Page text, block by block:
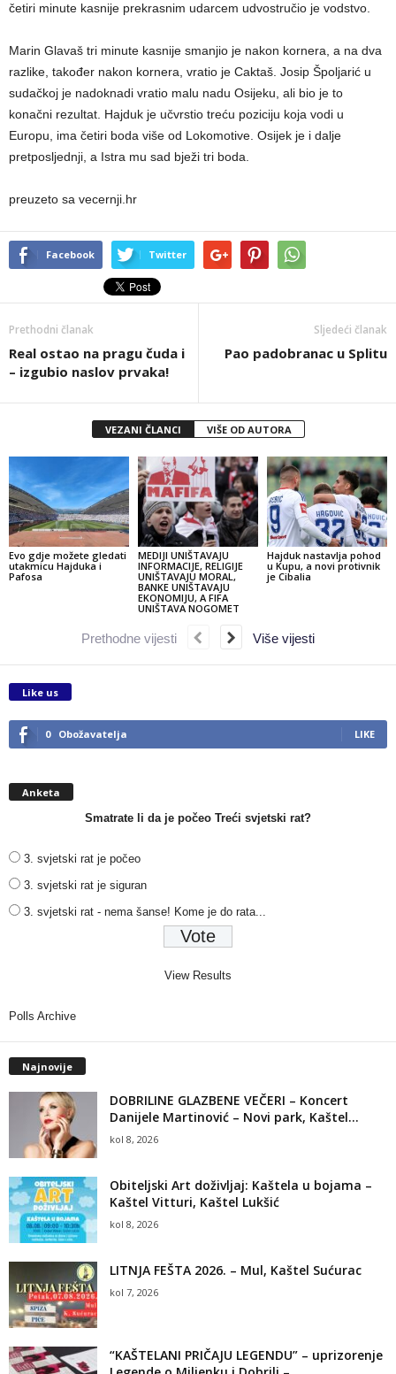
četiri minute kasnije prekrasnim udarcem udvostručio je vodstvo.
Marin Glavaš tri minute kasnije smanjio je nakon kornera, a na dva
razlike, također nakon kornera, vratio je Caktaš. Josip Špoljarić u
sudačkoj je nadoknadi vratio malu nadu Osijeku, ali bio je to
konačni rezultat. Hajduk je učvrstio treću poziciju koja vodi u
Europu, ima četiri boda više od Lokomotive. Osijek je i dalje
pretposljednji, a Istra mu sad bježi tri boda.
preuzeto sa vecernji.hr
Facebook Twitter
Prethodni članak
Real ostao na pragu čuda i
– izgubio naslov prvaka!
Sljedeći članak
Pao padobranac u Splitu
VEZANI ČLANCI VIŠE OD AUTORA
Evo gdje možete gledati
utakmicu Hajduka i
Pafosa
MEDIJI UNIŠTAVAJU
INFORMACIJE, RELIGIJE
UNIŠTAVAJU MORAL,
BANKE UNIŠTAVAJU
EKONOMIJU, A FIFA
UNIŠTAVA NOGOMET
Hajduk nastavlja pohod
u Kupu, a novi protivnik
je Cibalia
Prethodne vijesti Više vijesti
Like us
0 Obožavatelja LIKE
Anketa
Smatrate li da je počeo Treći svjetski rat?
3. svjetski rat je počeo
3. svjetski rat je siguran
3. svjetski rat - nema šanse! Kome je do rata...
View Results
Polls Archive
Najnovije
DOBRILINE GLAZBENE VEČERI – Koncert
Danijele Martinović – Novi park, Kaštel...
kol 8, 2026
Obiteljski Art doživljaj: Kaštela u bojama –
Kaštel Vitturi, Kaštel Lukšić
kol 8, 2026
LITNJA FEŠTA 2026. – Mul, Kaštel Sućurac
kol 7, 2026
“KAŠTELANI PRIČAJU LEGENDU” – uprizorenje